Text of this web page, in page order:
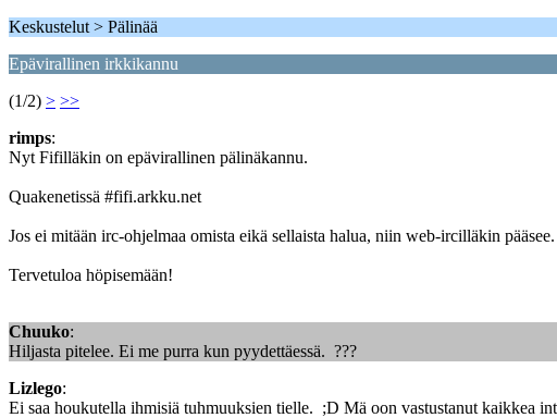
Keskustelut > Pälinää
Epävirallinen irkkikannu
(1/2) > >>
rimps:
Nyt Fifilläkin on epävirallinen pälinäkannu.
Quakenetissä #fifi.arkku.net
Jos ei mitään irc-ohjelmaa omista eikä sellaista halua, niin web-ircilläkin
Tervetuloa höpisemään!
Chuuko:
Hiljasta pitelee. Ei me purra kun pyydettäessä. ???
Lizlego:
Ei saa houkutella ihmisiä tuhmuuksien tielle. ;D Mä oon vastustanut kaikkea